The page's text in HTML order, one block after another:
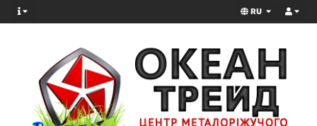
RU